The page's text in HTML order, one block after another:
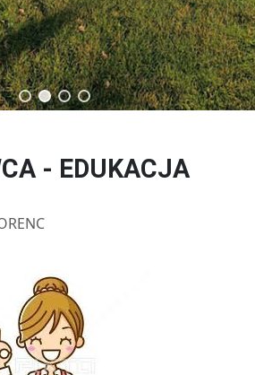
usług fryzjerskich
- EDUKACJA